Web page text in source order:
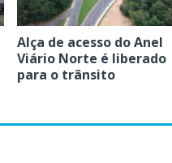
Alça de acesso do Anel
Viário Norte é liberado
para o trânsito